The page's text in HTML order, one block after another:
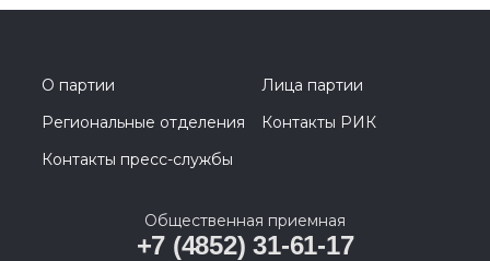
О партии
Лица партии
Региональные отделения
Контакты РИК
Контакты пресс-службы
Общественная приемная
+7 (4852) 31-61-17